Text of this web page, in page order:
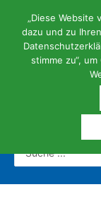
springen
...
„Diese Website
dazu und zu
stimme zu“,